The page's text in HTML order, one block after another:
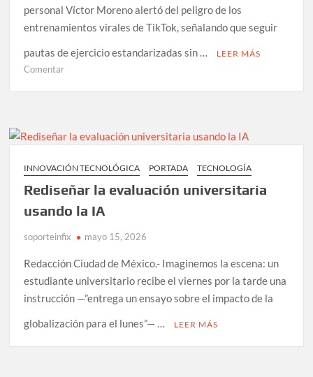
personal Víctor Moreno alertó del peligro de los
entrenamientos virales de TikTok, señalando que seguir
pautas de ejercicio estandarizadas sin …
LEER MÁS
Comentaren
de
retos
virales
en
TikTok
y
proyectos
IA
en
Europa
México
INNOVACIÓN TECNOLÓGICA PORTADA TECNOLOGÍA
Rediseñar la evaluación universitaria
usando la IA
soporteinfix mayo 15, 2026
Redacción Ciudad de México.- Imaginemos la escena: un
estudiante universitario recibe el viernes por la tarde una
instrucción —”entrega un ensayo sobre el impacto de la
globalización para el lunes”— …
LEER MÁS